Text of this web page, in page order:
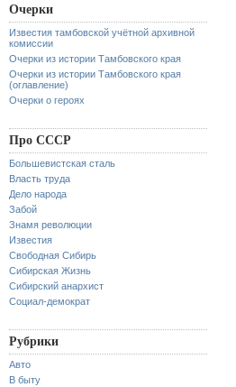
Очерки
Известия тамбовской учётной архивной
комиссии
Очерки из истории Тамбовского края
Очерки из истории Тамбовского края
(оглавление)
Очерки о героях
Про СССР
Большевистская сталь
Власть труда
Дело народа
Забой
Знамя революции
Известия
Свободная Сибирь
Сибирская Жизнь
Сибирский анархист
Социал-демократ
Рубрики
Авто
В быту